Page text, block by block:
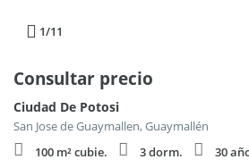
1/11
Consultar precio
Ciudad De Potosi
San Jose de Guaymallen, Guaymallén
100 m² cubie.
3 dorm.
30